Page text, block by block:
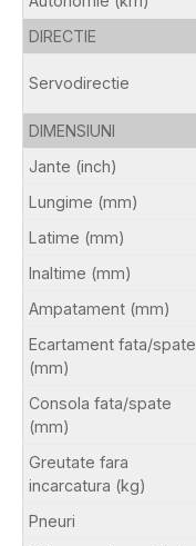
DIRECTIE
Servodirectie
DIMENSIUNI
Jante (inch)
Lungime (mm)
Latime (mm)
Inaltime (mm)
Ampatament (mm)
Ecartament fata/spate
(mm)
Consola fata/spate
(mm)
Greutate fara
incarcatura (kg)
Pneuri